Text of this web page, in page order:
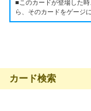
■このカードが登場した
ら、そのカードをゲージ
カード検索